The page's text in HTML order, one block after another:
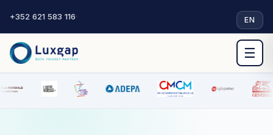
+352 621 583 116· EN
☰